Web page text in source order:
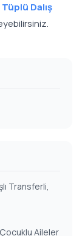
Dalış
Transferli,
Aileler